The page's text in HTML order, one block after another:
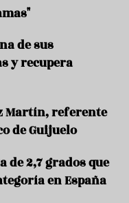
de sus
y recupera
Martín, referente
de Guijuelo
de 2,7 grados que
en España